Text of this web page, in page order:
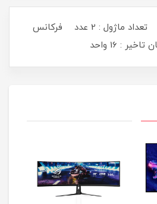
نوع حافظه : DDR4 تعداد ماژول : 2 عدد فرکانس